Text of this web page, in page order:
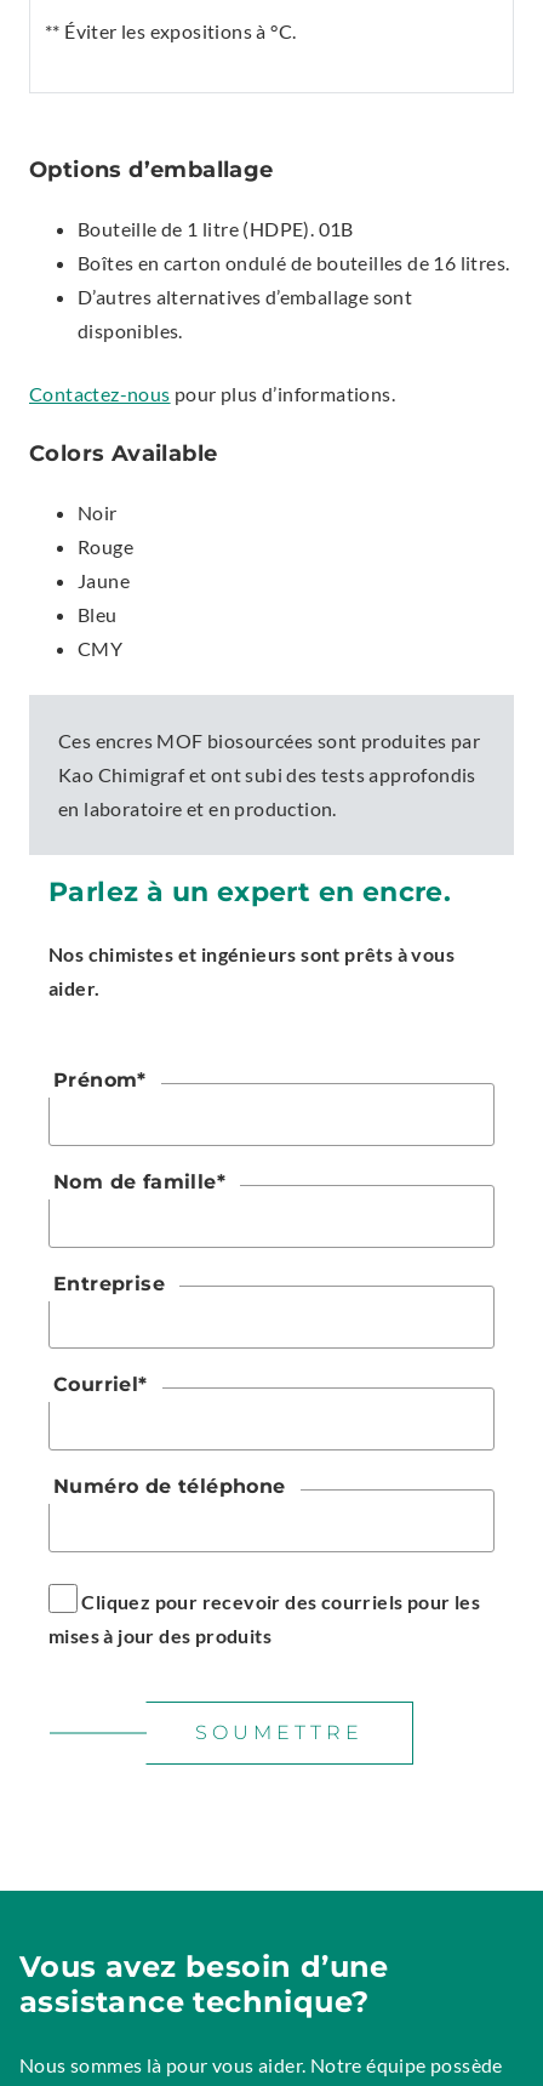
** Éviter les expositions à °C.
Options d’emballage
Bouteille de 1 litre (HDPE). 01B
Boîtes en carton ondulé de bouteilles de 16 litres.
D’autres alternatives d’emballage sont
disponibles.
Contactez-nous pour plus d’informations.
Colors Available
Noir
Rouge
Jaune
Bleu
CMY
Ces encres MOF biosourcées sont produites par
Kao Chimigraf et ont subi des tests approfondis
en laboratoire et en production.
Parlez à un expert en encre.
Nos chimistes et ingénieurs sont prêts à vous
aider.
Prénom*
Nom de famille*
Entreprise
Courriel*
Numéro de téléphone
Cliquez pour recevoir des courriels pour les
mises à jour des produits
SOUMETTRE
Vous avez besoin d’une
assistance technique?
Nous sommes là pour vous aider. Notre équipe possède